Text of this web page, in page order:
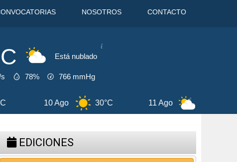
NOSOTROS CONTACTO
Está nublado
78% 766 mmHg
30°C 11 Ago 35°C
EDICIONES